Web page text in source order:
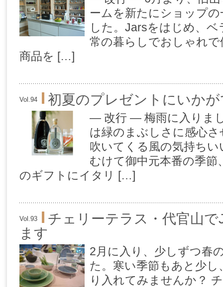
ームを新たにショップ
した。Jarsをはじめ、
常の暮らしでおしゃれ
商品を […]
Vol.94 初夏のプレゼントにいか
— 改行 — 梅雨に入りま
は緑のまぶしさに感心
吹いてくる風の気持ち
むけて御中元本番の季
のギフトにイタリ […]
Vol.93
チェリーテラス・代官山
ます
2月に入り、少しずつ春
た。寒い季節もあと少
り入れてみませんか？